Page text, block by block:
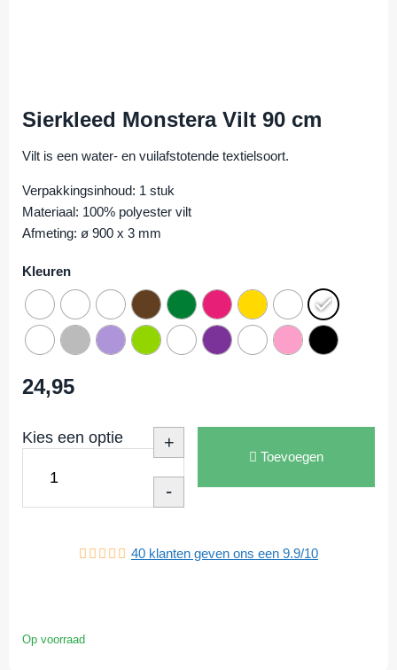
Sierkleed Monstera Vilt 90 cm
Vilt is een water- en vuilafstotende textielsoort.
Verpakkingsinhoud: 1 stuk
Materiaal: 100% polyester vilt
Afmeting: ø 900 x 3 mm
Kleuren
24,95
Kies een optie +
-
Toevoegen
40 klanten geven ons een 9.9/10
Op voorraad